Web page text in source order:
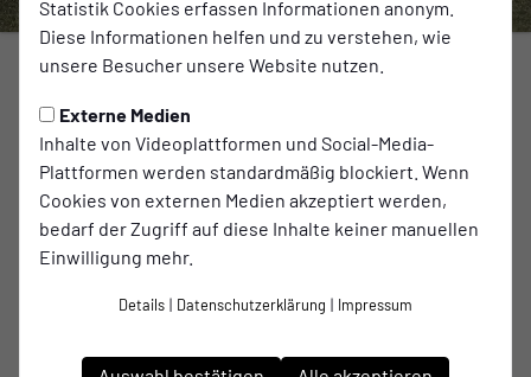
Statistik Cookies erfassen Informationen anonym.
Diese Informationen helfen und zu verstehen, wie
unsere Besucher unsere Website nutzen.
Externe Medien
Inhalte von Videoplattformen und Social-Media-
Plattformen werden standardmäßig blockiert. Wenn
Cookies von externen Medien akzeptiert werden,
bedarf der Zugriff auf diese Inhalte keiner manuellen
Einwilligung mehr.
Details | Datenschutzerklärung | Impressum
1. MANNSCHAFT
Erste reist zum Verfolgerduell
nach Hohenlimburg
zum Artikel
ESO-Stadion Auf der Emst